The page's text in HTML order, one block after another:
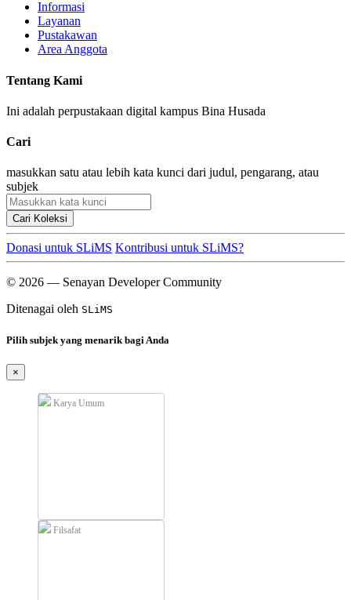
Informasi
Layanan
Pustakawan
Area Anggota
Tentang Kami
Ini adalah perpustakaan digital kampus Bina Husada
Cari
masukkan satu atau lebih kata kunci dari judul, pengarang, atau
subjek
Cari Koleksi
Donasi untuk SLiMS Kontribusi untuk SLiMS?
© 2026 — Senayan Developer Community
Ditenagai oleh SLiMS
Pilih subjek yang menarik bagi Anda
×
Karya Umum
Filsafat